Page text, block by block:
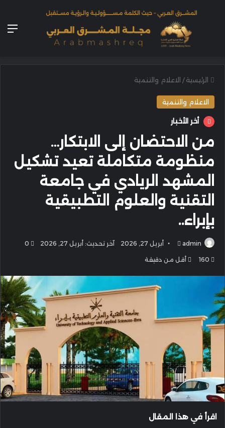
الرئيسية / الاعلام والتنمية
الاعلام والتنمية
أخر الأخبار
من الاحتضان إلى الابتكار…
منظومة متكاملة تعيد تشكيل
المشهد الريادي في جامعة
التقنية والعلوم التطبيقية
بإبراء..
admin
أرسل أبريل 27, 2026 آخر تحديث: أبريل 27, 2026 0
160 أقل من دقيقة
اقرأ في هذا المقال